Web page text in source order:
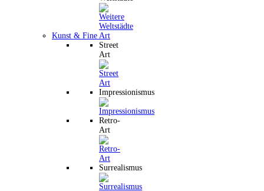
Kunst & Fine Art
Street
Art
Impressionismus
Retro-
Art
Surrealismus